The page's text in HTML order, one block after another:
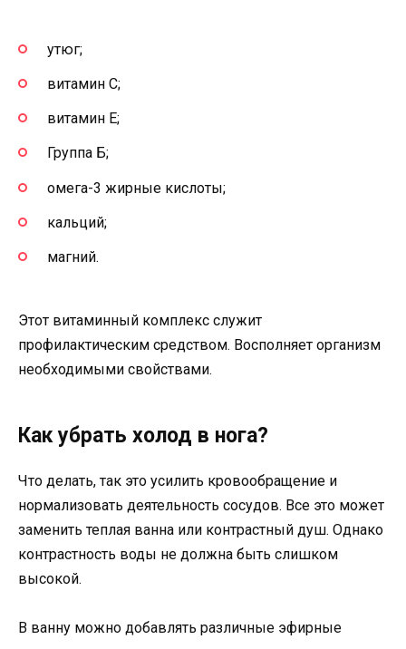
утюг;
витамин C;
витамин Е;
Группа Б;
омега-3 жирные кислоты;
кальций;
магний.
Этот витаминный комплекс служит
профилактическим средством. Восполняет организм
необходимыми свойствами.
Как убрать холод в нога?
Что делать, так это усилить кровообращение и
нормализовать деятельность сосудов. Все это может
заменить теплая ванна или контрастный душ. Однако
контрастность воды не должна быть слишком
высокой.
В ванну можно добавлять различные эфирные